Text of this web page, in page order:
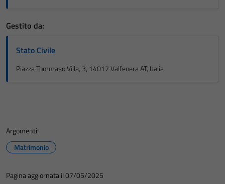
Gestito da:
Stato Civile
Piazza Tommaso Villa, 3, 14017 Valfenera AT, Italia
Argomenti:
Matrimonio
Pagina aggiornata il 07/05/2025